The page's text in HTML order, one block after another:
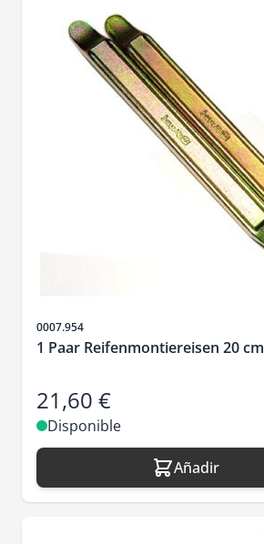
SKU
0007.954
1 Paar Reifenmontiereisen 20 cm
21,60 €
Disponible
Añadir